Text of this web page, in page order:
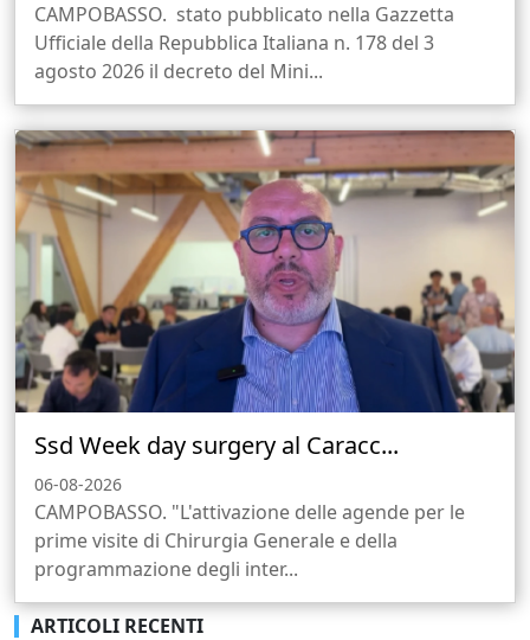
CAMPOBASSO. stato pubblicato nella Gazzetta
Ufficiale della Repubblica Italiana n. 178 del 3
agosto 2026 il decreto del Mini...
Ssd Week day surgery al Caracc...
06-08-2026
CAMPOBASSO. "L'attivazione delle agende per le
prime visite di Chirurgia Generale e della
programmazione degli inter...
ARTICOLI RECENTI